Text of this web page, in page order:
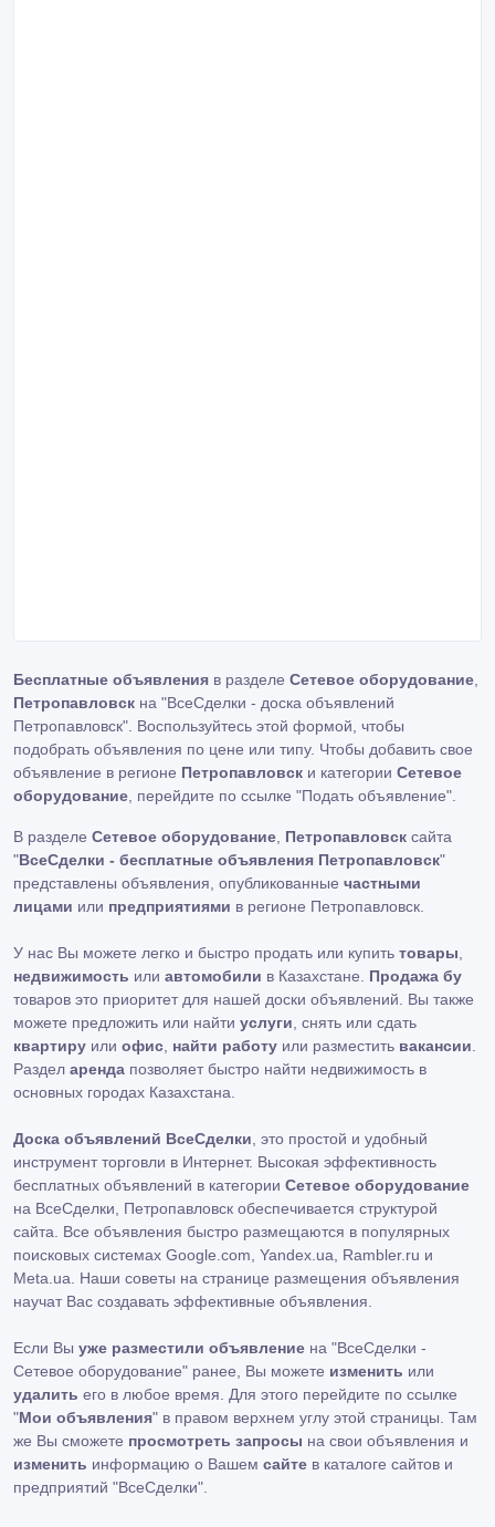
Бесплатные объявления в разделе Сетевое оборудование
Петропавловск на "ВсеСделки - доска объявлений
Петропавловск". Воспользуйтесь этой формой, чтобы
подобрать объявления по цене или типу. Чтобы добавить свое
объявление в регионе Петропавловск и категории Сетевое
оборудование , перейдите по ссылке "Подать объявление"
В разделе Сетевое оборудование Петропавловск сайта
"ВсеСделки - бесплатные объявления Петропавловск"
представлены объявления, опубликованные частными
лицами или предприятиями в регионе Петропавловск.
У нас Вы можете легко и быстро продать или купить товары
недвижимость или автомобили в Казахстане. Продажа бу
товаров это приоритет для нашей доски объявлений. Вы также
можете предложить или найти услуги , снять или сдать
квартиру или офис найти работу или разместить вакансии
Раздел аренда позволяет быстро найти недвижимость в
основных городах Казахстана.
Доска объявлений ВсеСделки , это простой и удобный
инструмент торговли в Интернет. Высокая эффективность
бесплатных объявлений в категории Сетевое оборудование
на ВсеСделки, Петропавловск обеспечивается структурой
сайта. Все объявления быстро размещаются в популярных
поисковых системах Google.com, Yandex.ua, Rambler.ru и
Meta.ua. Наши советы на странице размещения объявления
научат Вас создавать эффективные объявления.
Если Вы уже разместили объявление на "ВсеСделки -
Сетевое оборудование" ранее, Вы можете изменить или
удалить его в любое время. Для этого перейдите по ссылке
"Мои объявления" в правом верхнем углу этой страницы. Там
же Вы сможете просмотреть запросы на свои объявления и
изменить информацию о Вашем сайте в каталоге сайтов и
предприятий "ВсеСделки".